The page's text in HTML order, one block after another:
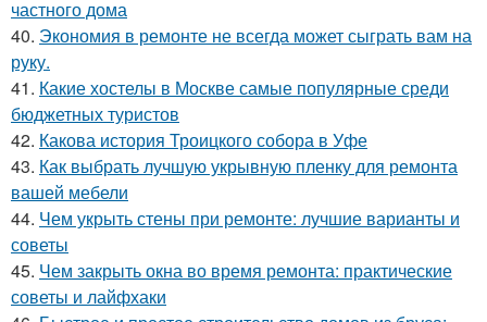
частного дома
40. Экономия в ремонте не всегда может сыграть вам на
руку.
41. Какие хостелы в Москве самые популярные среди
бюджетных туристов
42. Какова история Троицкого собора в Уфе
43. Как выбрать лучшую укрывную пленку для ремонта
вашей мебели
44. Чем укрыть стены при ремонте: лучшие варианты и
советы
45. Чем закрыть окна во время ремонта: практические
советы и лайфхаки